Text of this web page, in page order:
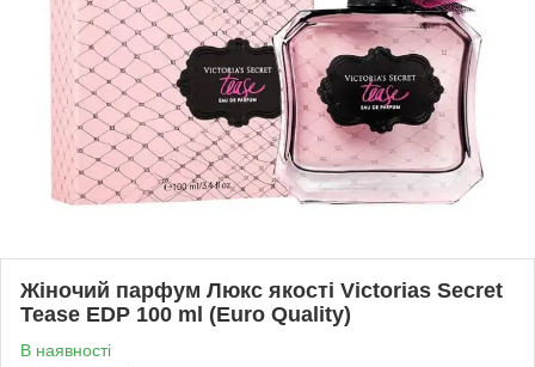
Жіночий парфум Люкс якості Victorias Secret
Tease EDP 100 ml (Euro Quality)
В наявності